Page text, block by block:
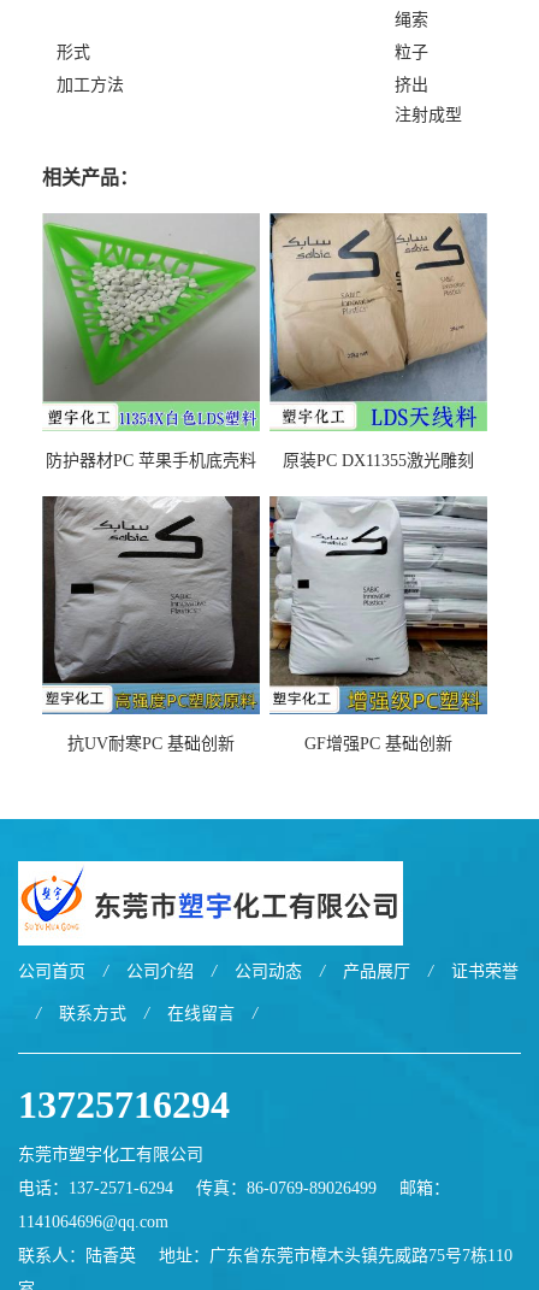
绳索
形式
粒子
加工方法
挤出
注射成型
相关产品：
防护器材PC 苹果手机底壳料
之忧
原装PC DX11355激光雕刻
抗UV耐寒PC 基础创新
GF增强PC 基础创新
公司首页 / 公司介绍 / 公司动态 / 产品展厅 / 证书荣誉
/ 联系方式 / 在线留言 /
13725716294
东莞市塑宇化工有限公司
电话：137-2571-6294
传真：86-0769-89026499
邮箱：
1141064696@qq.com
联系人：陆香英
地址：广东省东莞市樟木头镇先威路75号7栋110